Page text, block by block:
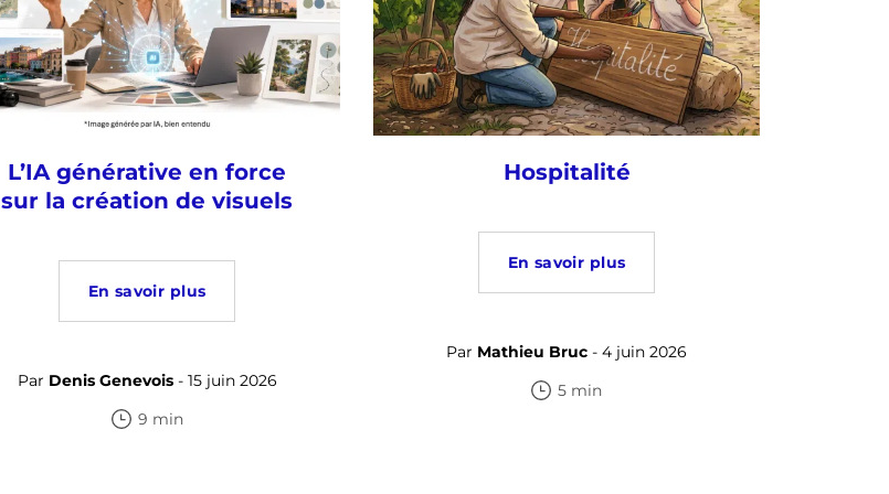
L’IA générative en force
sur la création de visuels
En savoir plus
Par Denis Genevois- 15 juin 2026
9 min
Hospitalité
En savoir plus
Par Mathieu Bruc - 4 juin 2026
5 min